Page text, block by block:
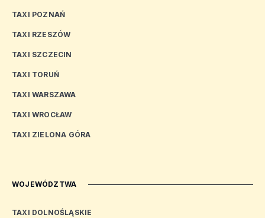
TAXI POZNAŃ
TAXI RZESZÓW
TAXI SZCZECIN
TAXI TORUŃ
TAXI WARSZAWA
TAXI WROCŁAW
TAXI ZIELONA GÓRA
WOJEWÓDZTWA
TAXI DOLNOŚLĄSKIE